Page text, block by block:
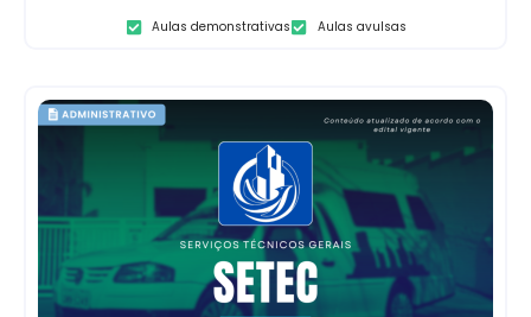
Aulas demonstrativas Aulas avulsas